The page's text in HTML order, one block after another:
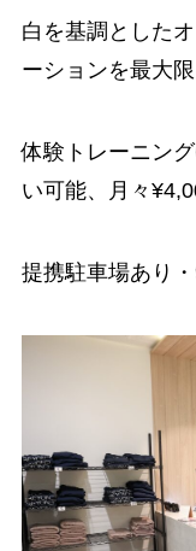
白を基調とした
ーションを最大
体験トレーニン
い可能、月々
提携駐車場あり